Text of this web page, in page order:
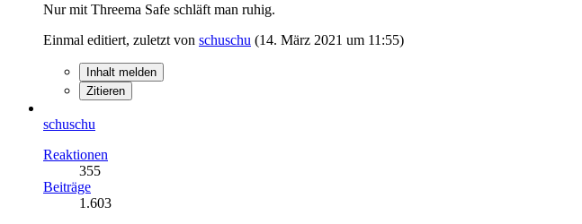
Nur mit Threema Safe schläft man ruhig.
Einmal editiert, zuletzt von schuschu (14. März 2021 um 11:55)
Inhalt melden
Zitieren
schuschu
Reaktionen
355
Beiträge
1.603